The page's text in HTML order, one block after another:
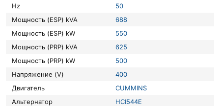
Hz
50
Мощность (ESP) kVA
688
Мощность (ESP) kW
550
Мощность (PRP) kVA
625
Мощность (PRP) kW
500
Напряжение (V)
400
Двигатель
CUMMINS
Альтернатор
HCI544E